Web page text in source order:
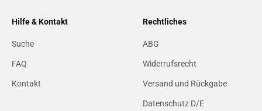
Hilfe & Kontakt
Suche
FAQ
Kontakt
Rechtliches
ABG
Widerrufsrecht
Versand und Rückgabe
Datenschutz D/E